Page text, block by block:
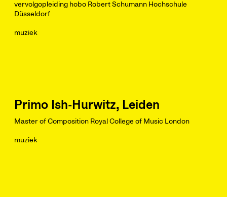
vervolgopleiding hobo Robert Schumann Hochschule
Düsseldorf
muziek
Primo Ish-Hurwitz, Leiden
Master of Composition Royal College of Music London
muziek